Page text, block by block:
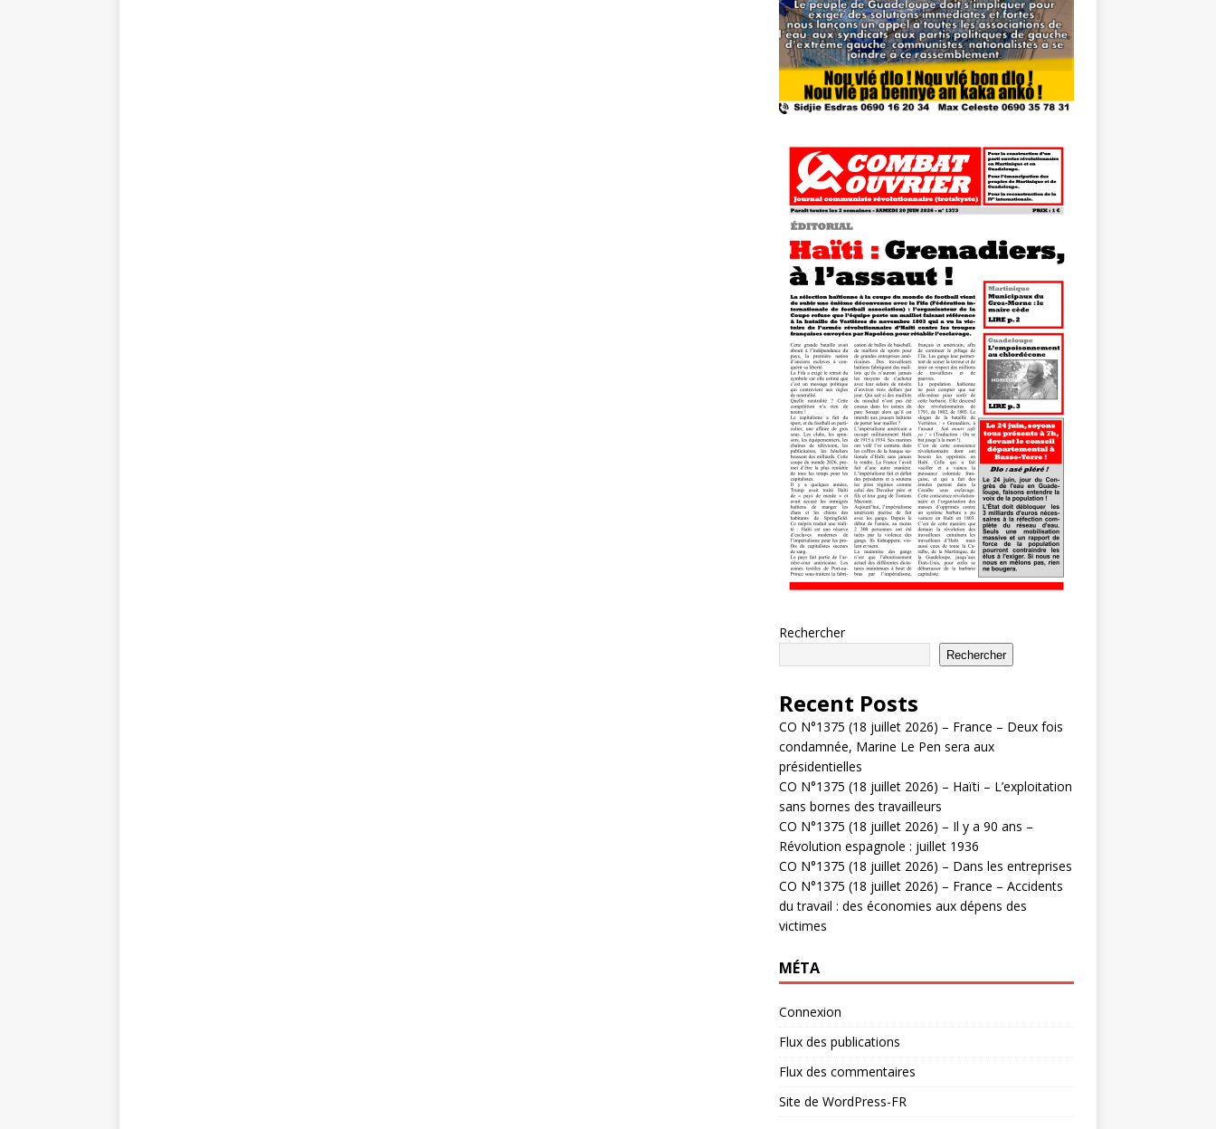
Rechercher
Rechercher
Recent Posts
CO N°1375 (18 juillet 2026) – France – Deux fois
condamnée, Marine Le Pen sera aux
présidentielles
CO N°1375 (18 juillet 2026) – Haïti – L’exploitation
sans bornes des travailleurs
CO N°1375 (18 juillet 2026) – Il y a 90 ans –
Révolution espagnole : juillet 1936
CO N°1375 (18 juillet 2026) – Dans les entreprises
CO N°1375 (18 juillet 2026) – France – Accidents
du travail : des économies aux dépens des
victimes
MÉTA
Connexion
Flux des publications
Flux des commentaires
Site de WordPress-FR